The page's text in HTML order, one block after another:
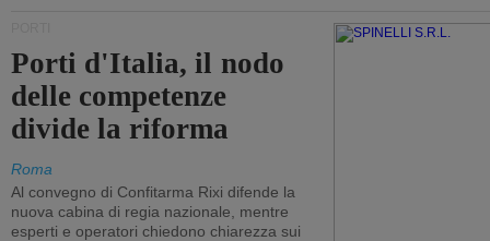
Porti d'Italia, il nodo
delle competenze
divide la riforma
Roma
Al convegno di Confitarma Rixi difende la
nuova cabina di regia nazionale, mentre
esperti e operatori chiedono chiarezza sui